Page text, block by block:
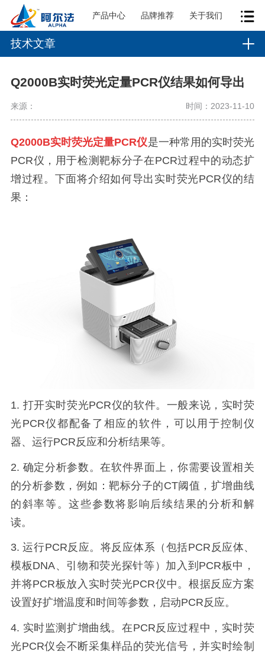
产品中心 品牌推荐 关于我们
技术文章
Q2000B实时荧光定量PCR仪结果如何导出
来源： 时间：2023-11-10
Q2000B实时荧光定量PCR仪是一种常用的实时荧光
PCR仪，用于检测靶标分子在PCR过程中的动态扩
增过程。下面将介绍如何导出实时荧光PCR仪的结
果：
1. 打开实时荧光PCR仪的软件。一般来说，实时荧
光PCR仪都配备了相应的软件，可以用于控制仪
器、运行PCR反应和分析结果等。
2. 确定分析参数。在软件界面上，你需要设置相关
的分析参数，例如：靶标分子的CT阈值，扩增曲线
的斜率等。这些参数将影响后续结果的分析和解
读。
3.运行PCR反应。将反应体系（包括PCR 反应体、
模板DNA、引物和荧光探针等）加入到 PCR板中，
并将PCR板放入实时荧光PCR仪中。根据反应方案
设置好扩增温度和时间等参数，启动PCR反应。
4. 实时监测扩增曲线。在PCR反应过程中，实时荧
光PCR仪会不断采集样品的荧光信号，并实时绘制